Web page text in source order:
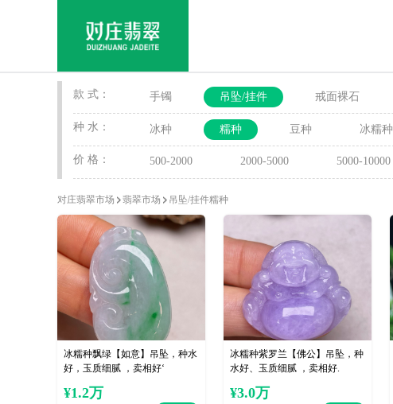
款 式： 手镯 吊坠/挂件 戒面裸石
种 水： 冰种 糯种 豆种 冰糯种
价 格： 500-2000 2000-5000 5000-10000
对庄翡翠市场 翡翠市场 吊坠/挂件糯种
冰糯种飘绿【如意】吊坠，种水
好，玉质细腻 ，卖相好‘
¥1.2万
冰糯种紫罗兰【佛公】吊坠，种
水好、玉质细腻 ，卖相好.
¥3.0万